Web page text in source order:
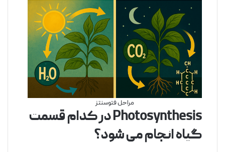
مراحل فتوسنتز
Photosynthesis در کدام قسمت
گیاه انجام می شود؟